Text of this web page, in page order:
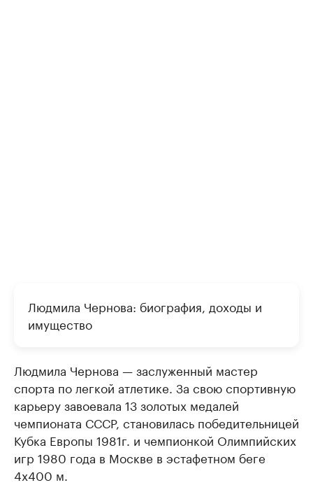
Людмила Чернова: биография, доходы и
имущество
Людмила Чернова — заслуженный мастер
спорта по легкой атлетике. За свою спортивную
карьеру завоевала 13 золотых медалей
чемпионата СССР, становилась победительницей
Кубка Европы 1981г. и чемпионкой Олимпийских
игр 1980 года в Москве в эстафетном беге
4х400 м.